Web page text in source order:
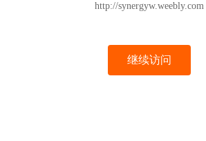
http://synergyw.weebly.com
继续访问